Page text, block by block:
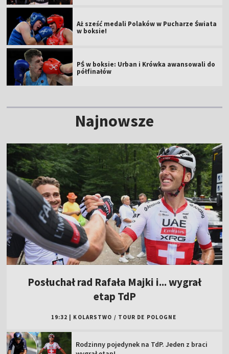
Aż sześć medali Polaków w Pucharze Świata
w boksie!
PŚ w boksie: Urban i Krówka awansowali do
półfinałów
Najnowsze
Posłuchał rad Rafała Majki i... wygrał
etap TdP
19:32 KOLARSTWO / TOUR DE POLOGNE
Rodzinny pojedynek na TdP. Jeden z braci